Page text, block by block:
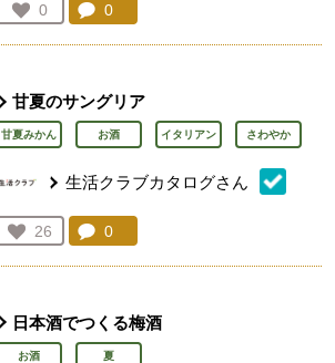
お気に入り登録：
0
人が登録
コメント：
0
甘夏のサングリア
甘夏みかん お酒 イタリアン さわやか
生活クラブカタログさん
お気に入り登録：
26
人が登録
コメント：
0
日本酒でつくる梅酒
お酒 夏